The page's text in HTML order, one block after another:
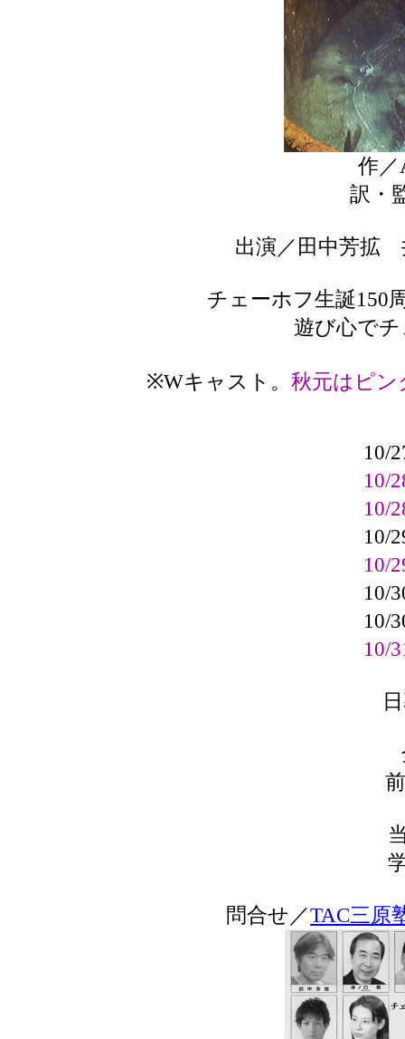
作
訳・
出演／田中芳
チェーホフ生誕150
遊び心で
※Wキャスト。 秋元はピン
10/
10/
10/
10/
10/
10/
10/
10/
問合せ／TAC三原